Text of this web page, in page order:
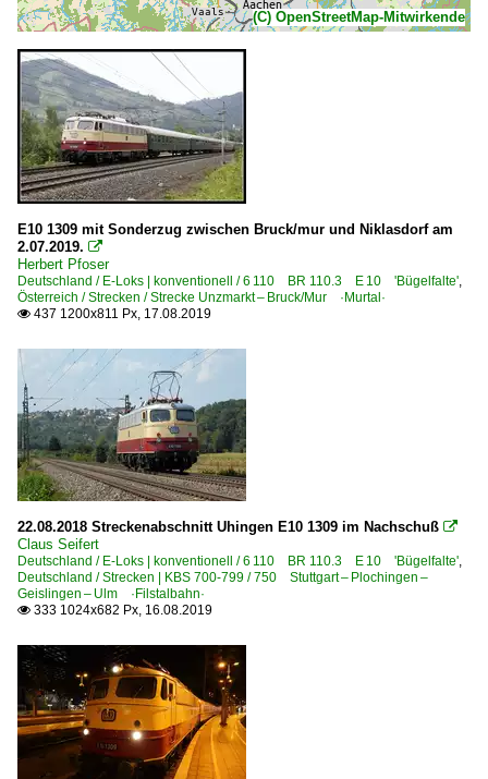
(C) OpenStreetMap-Mitwirkende
E10 1309 mit Sonderzug zwischen Bruck/mur und Niklasdorf am
2.07.2019. 
Herbert Pfoser
Deutschland / E-Loks | konventionell / 6 110 BR 110.3 E 10 'Bügelfalte'
Österreich / Strecken / Strecke Unzmarkt – Bruck/Mur ·Murtal·
 437 1200x811 Px, 17.08.2019
22.08.2018 Streckenabschnitt Uhingen E10 1309 im Nachschuß 
Claus Seifert
Deutschland / E-Loks | konventionell / 6 110 BR 110.3 E 10 'Bügelfalte'
Deutschland / Strecken | KBS 700-799 / 750 Stuttgart – Plochingen –
Geislingen – Ulm ·Filstalbahn·
 333 1024x682 Px, 16.08.2019